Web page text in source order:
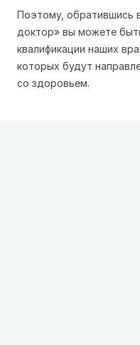
Поэтому, обратившись
доктор» вы можете
квалификации наших
которых будут
со здоровьем.